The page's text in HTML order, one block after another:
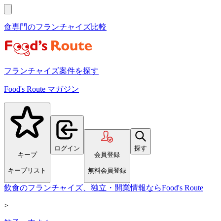
食専門のフランチャイズ比較
フランチャイズ案件を探す
Food's Route マガジン
キープ
キープリスト
ログイン
会員登録
無料会員登録
探す
飲食のフランチャイズ、独立・開業情報ならFood's Route
>